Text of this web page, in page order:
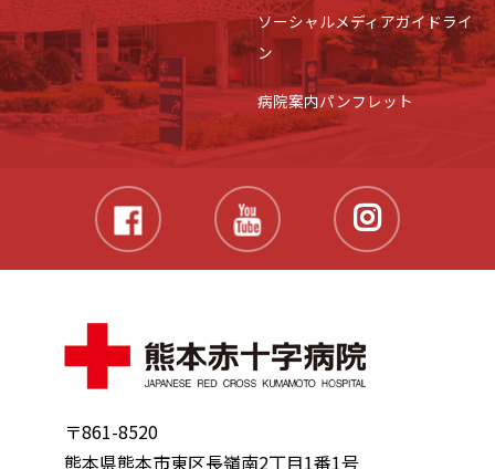
〒861-8520
熊本県熊本市東区長嶺南2丁目1番1号
ソーシャルメディアガイドライ
ン
病院案内パンフレット